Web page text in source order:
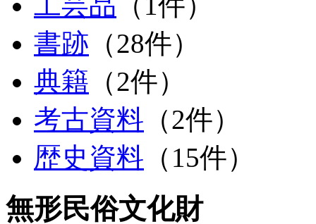
書跡 （28件）
典籍 （2件）
考古資料 （2件）
歴史資料 （15件）
無形民俗文化財